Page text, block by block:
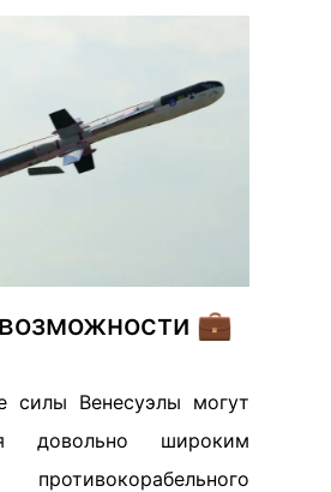
💼
силы Венесуэлы могут
довольно широким